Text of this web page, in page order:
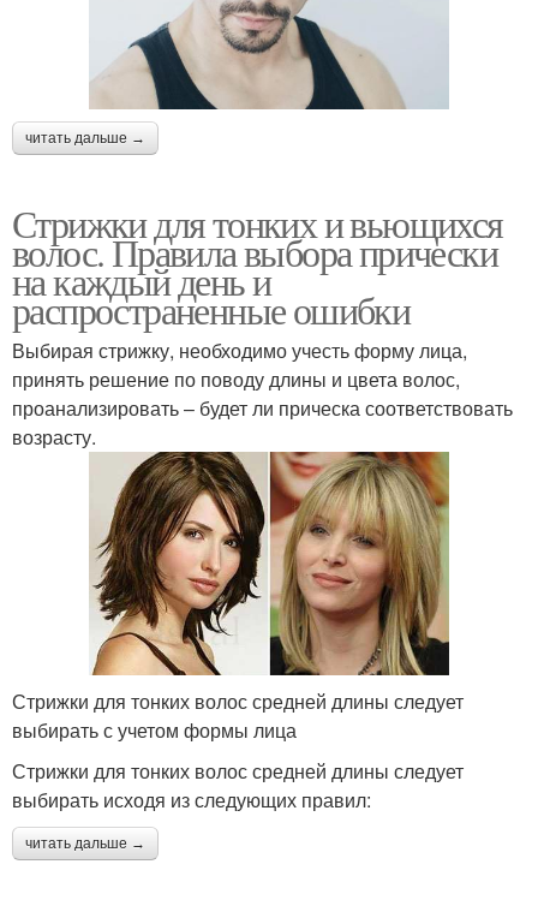
читать дальше →
Стрижки для тонких и вьющихся
волос. Правила выбора прически
на каждый день и
распространенные ошибки
Выбирая стрижку, необходимо учесть форму лица,
принять решение по поводу длины и цвета волос,
проанализировать – будет ли прическа соответствовать
возрасту.
Стрижки для тонких волос средней длины следует
выбирать с учетом формы лица
Стрижки для тонких волос средней длины следует
выбирать исходя из следующих правил:
читать дальше →